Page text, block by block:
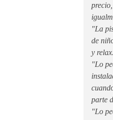
"La
de
y
"Lo
parte
"Lo